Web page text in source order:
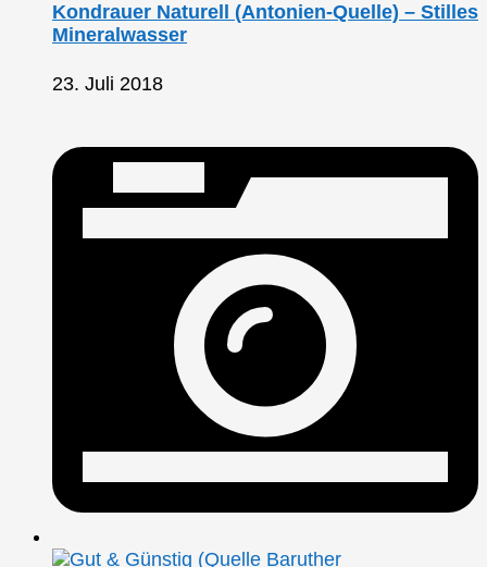
Kondrauer Naturell (Antonien-Quelle) – Stilles
Mineralwasser
23. Juli 2018